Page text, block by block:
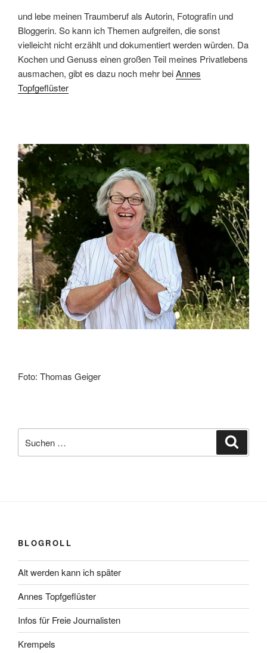
und lebe meinen Traumberuf als Autorin, Fotografin und
Bloggerin. So kann ich Themen aufgreifen, die sonst
vielleicht nicht erzählt und dokumentiert werden würden. Da
Kochen und Genuss einen großen Teil meines Privatlebens
ausmachen, gibt es dazu noch mehr beiAnnes
Topfgeflüster
Foto: Thomas Geiger
nach:
BLOGROLL
Alt werden kann ich später
Annes Topfgeflüster
Infos für Freie Journalisten
Krempels